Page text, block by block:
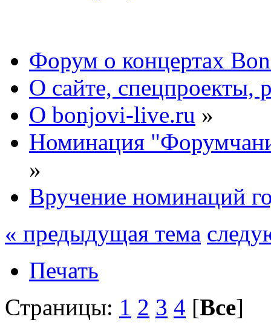
Форум о концертах
О сайте, спецпроекты,
О bonjovi-live.ru »
Номинация
»
Вручение номинаций
« предыдущая тема
Печать
Страницы: 1 2 3 4 [Все]